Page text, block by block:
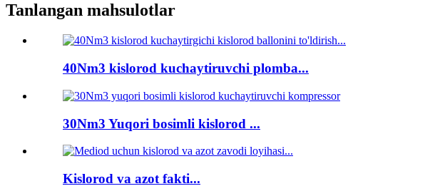
Tanlangan mahsulotlar
40Nm3 kislorod kuchaytiruvchi plomba...
30Nm3 Yuqori bosimli kislorod ...
Kislorod va azot fakti...